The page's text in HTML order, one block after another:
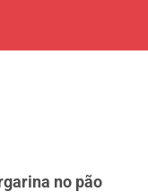
no pão